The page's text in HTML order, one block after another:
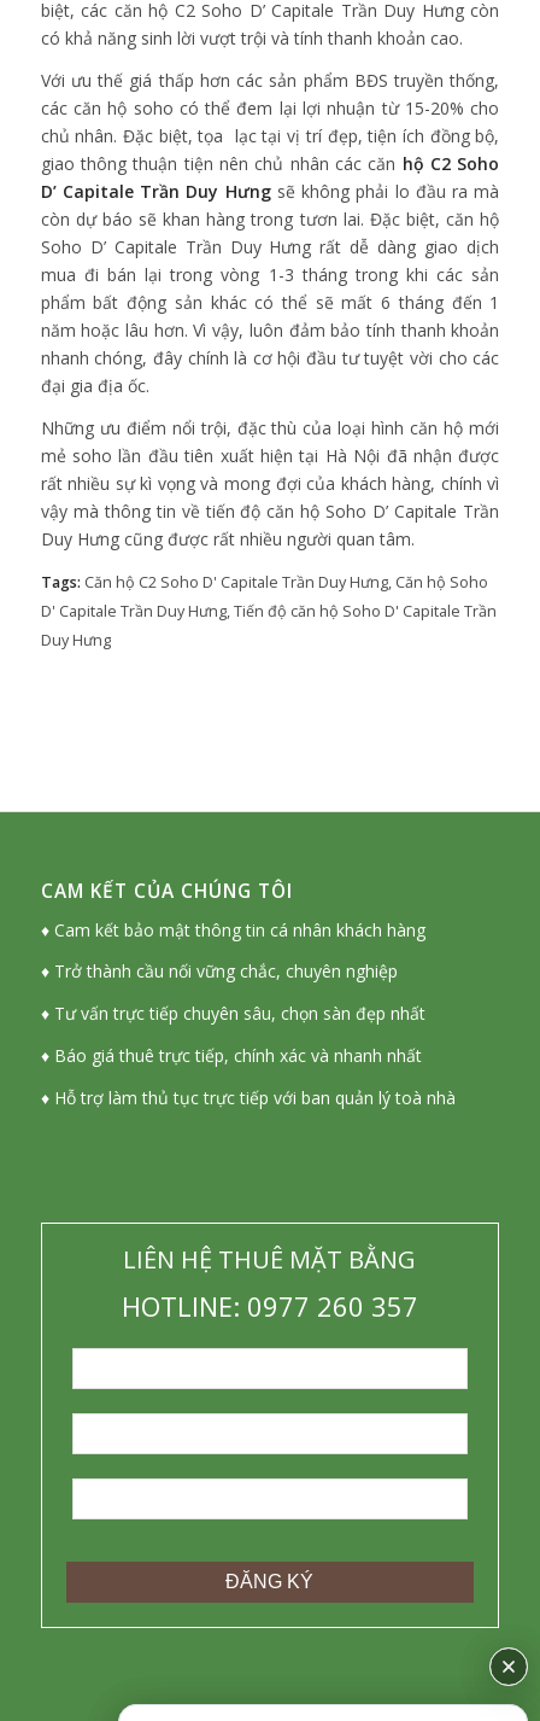
biệt, các căn hộ C2 Soho D’ Capitale Trần Duy Hưng còn
có khả năng sinh lời vượt trội và tính thanh khoản cao.
Với ưu thế giá thấp hơn các sản phẩm BĐS truyền thống,
các căn hộ soho có thể đem lại lợi nhuận từ 15-20% cho
chủ nhân. Đặc biệt, tọa lạc tại vị trí đẹp, tiện ích đồng bộ,
giao thông thuận tiện nên chủ nhân các căn hộ C2 Soho
D’ Capitale Trần Duy Hưngsẽ không phải lo đầu ra mà
còn dự báo sẽ khan hàng trong tươn lai. Đặc biệt, căn hộ
Soho D’ Capitale Trần Duy Hưng rất dễ dàng giao dịch
mua đi bán lại trong vòng 1-3 tháng trong khi các sản
phẩm bất động sản khác có thể sẽ mất 6 tháng đến 1
năm hoặc lâu hơn. Vì vậy, luôn đảm bảo tính thanh khoản
nhanh chóng, đây chính là cơ hội đầu tư tuyệt vời cho các
đại gia địa ốc.
Những ưu điểm nổi trội, đặc thù của loại hình căn hộ mới
mẻ soho lần đầu tiên xuất hiện tại Hà Nội đã nhận được
rất nhiều sự kì vọng và mong đợi của khách hàng, chính vì
vậy mà thông tin về tiến độ căn hộ Soho D’ Capitale Trần
Duy Hưng cũng được rất nhiều người quan tâm.
Tags: Căn hộ C2 Soho D' Capitale Trần Duy Hưng, Căn hộ Soho
D' Capitale Trần Duy Hưng,Tiến độ căn hộ Soho D' Capitale Trần
Duy Hưng
CAM KẾT CỦA CHÚNG TÔI
♦ Cam kết bảo mật thông tin cá nhân khách hàng
♦ Trở thành cầu nối vững chắc, chuyên nghiệp
♦ Tư vấn trực tiếp chuyên sâu, chọn sàn đẹp nhất
♦ Báo giá thuê trực tiếp, chính xác và nhanh nhất
♦ Hỗ trợ làm thủ tục trực tiếp với ban quản lý toà nhà
LIÊN HỆ THUÊ MẶT BẰNG
HOTLINE: 0977 260 357